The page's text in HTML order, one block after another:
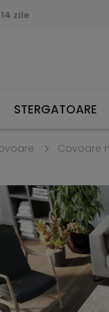
14 zile
STERGATOARE
Covoare